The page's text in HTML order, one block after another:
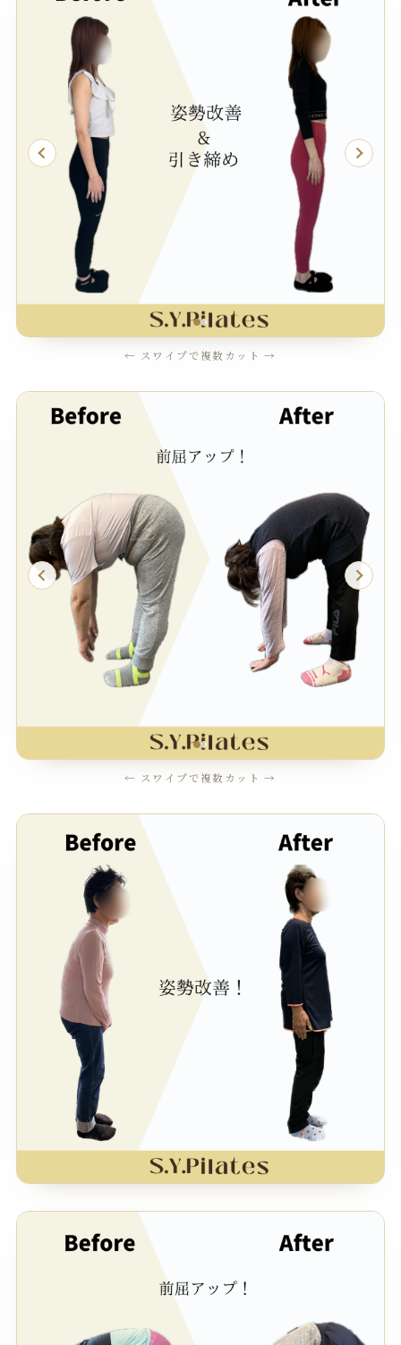
← スワイプで複数カット →
← スワイプで複数カット →